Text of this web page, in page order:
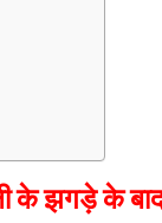
के झगड़े के